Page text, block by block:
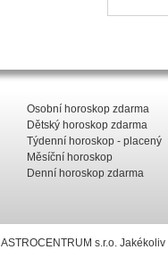
Osobní horoskop zdarma
Dětský horoskop zdarma
Týdenní horoskop - placený
Měsíční horoskop
Denní horoskop zdarma
s.r.o.